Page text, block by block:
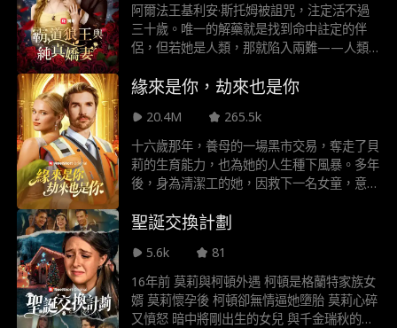
阿爾法王基利安·斯托姆被詛咒，注定活不過
三十歲。唯一的解藥就是找到命中註定的伴
侶，但若她是人類，那就陷入兩難——人類
但若不結合，他自己也無法生還。該如何選
切。
緣來是你，劫來也是你
20.4M
265.5k
十六歲那年，養母的一場黑市交易，奪走了貝
莉的生育能力，也為她的人生種下風暴。多年
後，身為清潔工的她，因救下一名女童，意外
的富豪。一紙婚約，從權宜之計演變成真心相
仇心切的前妻步步進逼，這場以謊言築起的幸
福，正瀕臨全面崩解……
聖誕交換計劃
5.6k
81
16年前 莫莉與柯頓外遇 柯頓是格蘭特家族女
婿 莫莉懷孕後 柯頓卻無情逼她墮胎 莫莉心碎
又憤怒 暗中將剛出生的女兒 與千金瑞秋的女